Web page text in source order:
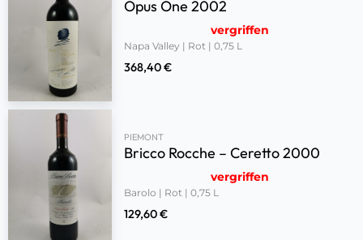
Opus One 2002
vergriffen
Napa Valley | Rot | 0,75 L
368,40€
PIEMONT
Bricco Rocche – Ceretto 2000
vergriffen
Barolo | Rot | 0,75 L
129,60€